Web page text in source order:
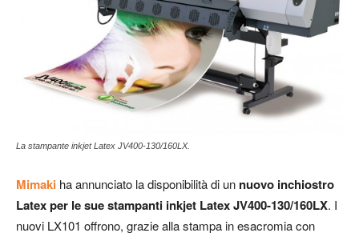
La stampante inkjet Latex JV400-130/160LX.
Mimaki ha annunciato la disponibilità di un nuovo inchiostro
Latex per le sue stampanti inkjet Latex JV400-130/160LX. I
nuovi LX101 offrono, grazie alla stampa in esacromia con